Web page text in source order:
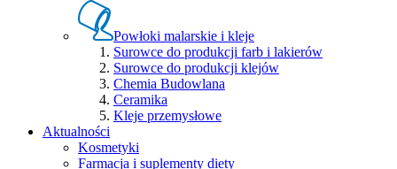
Powłoki malarskie i kleje
Surowce do produkcji farb i lakierów
Surowce do produkcji klejów
Chemia Budowlana
Ceramika
Kleje przemysłowe
Aktualności
Kosmetyki
Farmacja i suplementy diety